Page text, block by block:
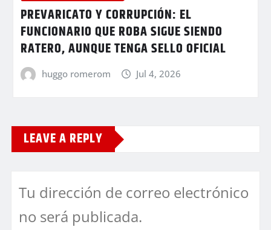
PREVARICATO Y CORRUPCIÓN: EL
FUNCIONARIO QUE ROBA SIGUE SIENDO
RATERO, AUNQUE TENGA SELLO OFICIAL
huggo romerom Jul 4, 2026
LEAVE A REPLY
Tu dirección de correo electrónico
no será publicada.